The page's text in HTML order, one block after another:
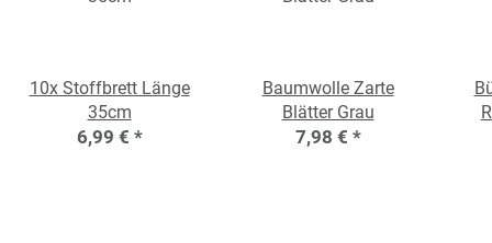
10x Stoffbrett Länge
35cm
6,99 € *
Baumwolle Zarte
Blätter Grau
7,98 € *